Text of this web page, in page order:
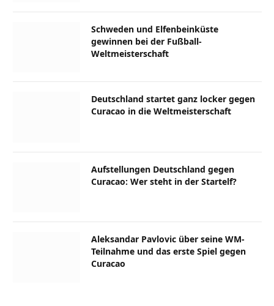
Schweden und Elfenbeinküste
gewinnen bei der Fußball-
Weltmeisterschaft
Deutschland startet ganz locker gegen
Curacao in die Weltmeisterschaft
Aufstellungen Deutschland gegen
Curacao: Wer steht in der Startelf?
Aleksandar Pavlovic über seine WM-
Teilnahme und das erste Spiel gegen
Curacao